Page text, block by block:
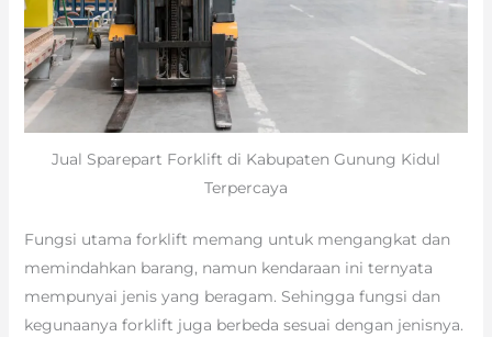
Jual Sparepart Forklift di Kabupaten Gunung Kidul
Terpercaya
Fungsi utama forklift memang untuk mengangkat dan
memindahkan barang, namun kendaraan ini ternyata
mempunyai jenis yang beragam. Sehingga fungsi dan
kegunaanya forklift juga berbeda sesuai dengan jenisnya.